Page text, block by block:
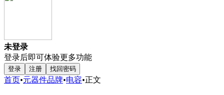
未登录
登录后即可体验更多功能
登录 注册 找回密码
首页•元器件品牌•电容•正文